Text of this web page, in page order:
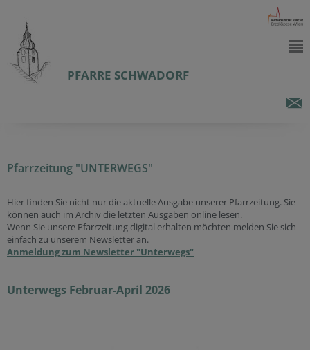
PFARRE SCHWADORF
Pfarrzeitung "UNTERWEGS"
Hier finden Sie nicht nur die aktuelle Ausgabe unserer Pfarrzeitung. Sie
können auch im Archiv die letzten Ausgaben online lesen.
Wenn Sie unsere Pfarrzeitung digital erhalten möchten melden Sie sich
einfach zu unserem Newsletter an.
Anmeldung zum Newsletter "Unterwegs"
Unterwegs Februar-April 2026